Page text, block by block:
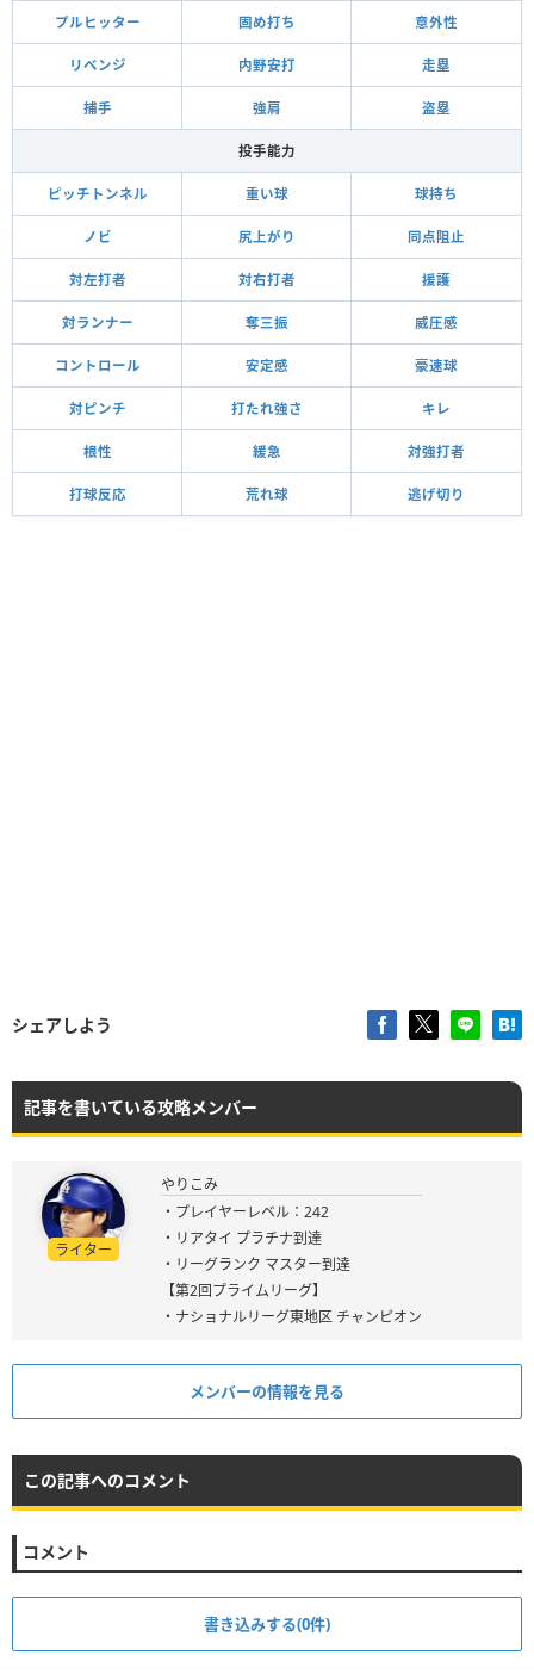
プルヒッター 固め打ち 意外性
リベンジ 内野安打 走塁
捕手 強肩 盗塁
投手能力
ピッチトンネル 重い球 球持ち
ノビ 尻上がり 同点阻止
対左打者 対右打者 援護
対ランナー 奪三振 威圧感
コントロール 安定感 豪速球
対ピンチ 打たれ強さ キレ
根性 緩急 対強打者
打球反応 荒れ球 逃げ切り
シェアしよう
記事を書いている攻略メンバー
ライター
やりこみ
・プレイヤーレベル：242
・リアタイ プラチナ到達
・リーグランク マスター到達
【第2回プライムリーグ】
・ナショナルリーグ東地区 チャンピオン
メンバーの情報を見る
この記事へのコメント
コメント
書き込みする(0件)